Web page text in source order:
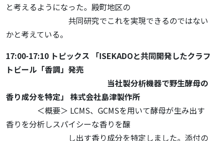
と考えるようになった。殿町地区の
共同研究でこれを実現できるのではない
かと考えている。
17:00-17:10 トピックス 「ISEKADOと共同開発したクラフ
トビール「香調」発売
当社製分析機器で野生酵母の
香り成分を特定」 株式会社島津製作所
＜概要＞ LCMS、GCMSを用いて酵母が生み出す
香りを分析しスパイシーな香りを醸
し出す香り成分を特定しました。添付の